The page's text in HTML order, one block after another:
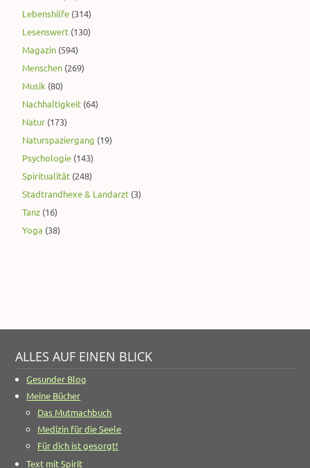
Lebenshilfe (314)
Lesenswert (130)
Magazin (594)
Menschen (269)
Musik (80)
Nachhaltigkeit (64)
Natur (173)
Naturspaziergang (19)
Psychologie (143)
Spiritualität (248)
Stadtrandhexe & Landarzt (3)
Tanz (16)
Yoga (38)
ALLES AUF EINEN BLICK
Gesunder Blog
Meine Bücher
Das Mutmachbuch
Medizin für die Seele
Für dich ist gesorgt!
Text mit Spirit